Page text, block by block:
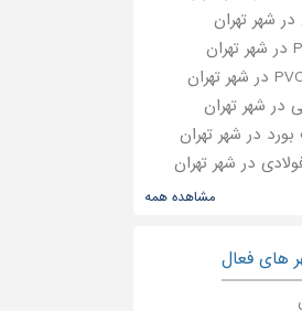
شهر تهران
در شهر تهران
در شهر تهران
در شهر تهران
در شهر تهران
مشاهده همه
های فعال